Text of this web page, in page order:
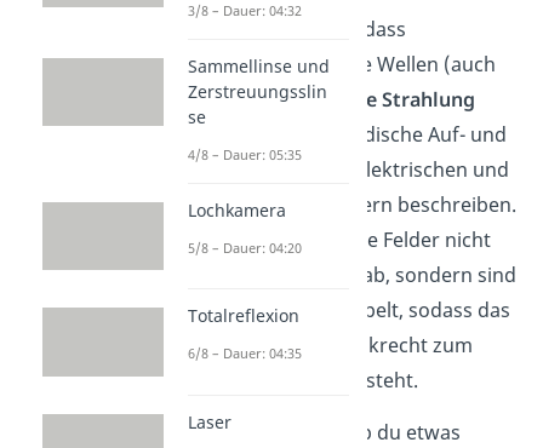
Das bedeutet also, dass
elektromagnetische Wellen (auch
elektromagnetische Strahlung
genannt) das periodische Auf- und
Abschwingen von elektrischen und
magnetischen Feldern beschreiben.
Dabei schwingen die Felder nicht
willkürlich auf und ab, sondern sind
miteinander gekoppelt, sodass das
elektrische Feld senkrecht zum
magnetischen Feld steht.
Der Grund, weshalb du etwas
3/8 – Dauer: 04:32
Sammellinse und
Zerstreuungsslin
se
4/8 – Dauer: 05:35
Lochkamera
5/8 – Dauer: 04:20
Totalreflexion
6/8 – Dauer: 04:35
Laser